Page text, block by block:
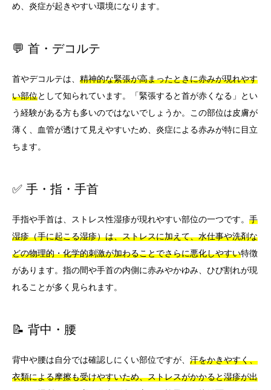
め、炎症が起きやすい環境になります。
💬 首・デコルテ
首やデコルテは、 精神的な緊張が高まったときに赤みが現れやす
い部位として知られています。「緊張すると首が赤くなる」とい
う経験がある方も多いのではないでしょうか。この部位は皮膚が
薄く、血管が透けて見えやすいため、炎症による赤みが特に目立
ちます。
✅ 手・指・手首
手指や手首は、ストレス性湿疹が現れやすい部位の一つです。 手
湿疹（手に起こる湿疹）は、ストレスに加えて、水仕事や洗剤な
どの物理的・化学的刺激が加わることでさらに悪化しやすい特徴
があります。指の間や手首の内側に赤みやかゆみ、ひび割れが現
れることが多く見られます。
📝 背中・腰
背中や腰は自分では確認しにくい部位ですが、 汗をかきやすく、
衣類による摩擦も受けやすいため、ストレスがかかると湿疹が出